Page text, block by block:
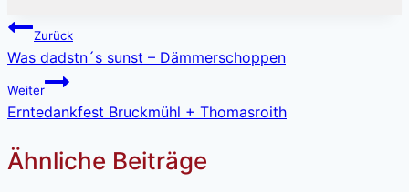
Beitragsnavigation
Zurück
Was dadstn´s sunst – Dämmerschoppen
Weiter
Erntedankfest Bruckmühl + Thomasroith
Ähnliche Beiträge